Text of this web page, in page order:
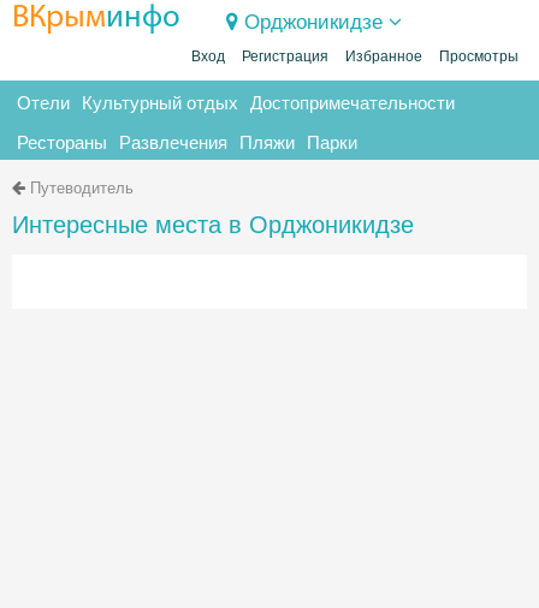
ВКрыминфо Орджоникидзе
Вход Регистрация Избранное Просмотры
Отели Культурный отдых Достопримечательности
Рестораны Развлечения Пляжи Парки
Путеводитель
Интересные места в Орджоникидзе